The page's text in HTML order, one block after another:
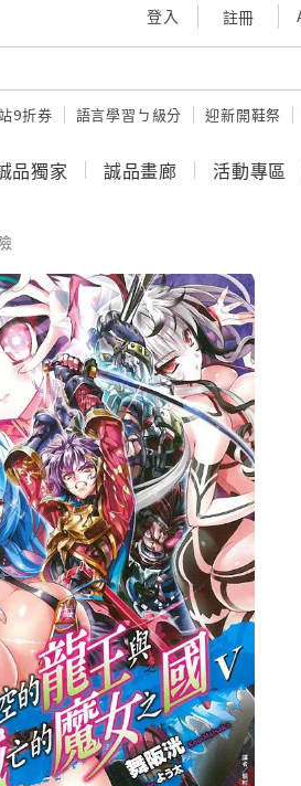
登入 註冊
9折券 語言學習ㄅ級分 迎新開鞋祭
品獨家 誠品畫廊 活動專區